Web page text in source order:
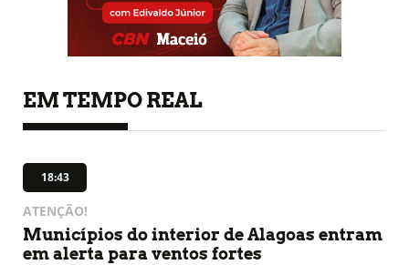
EM TEMPO REAL
18:43
ATENÇÃO!
Municípios do interior de Alagoas entram
em alerta para ventos fortes